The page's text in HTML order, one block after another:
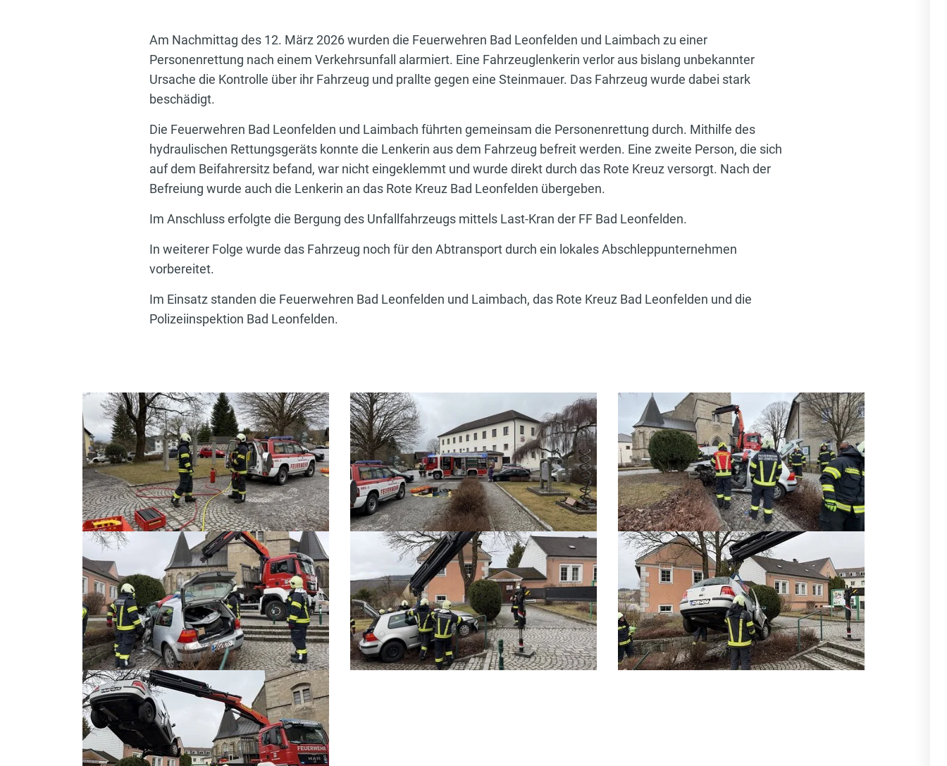
Am Nachmittag des 12. März 2026 wurden die Feuerwehren Bad Leonfelden und Laimbach zu einer
Personenrettung nach einem Verkehrsunfall alarmiert. Eine Fahrzeuglenkerin verlor aus bislang unbekannter
Ursache die Kontrolle über ihr Fahrzeug und prallte gegen eine Steinmauer. Das Fahrzeug wurde dabei stark
beschädigt.
Die Feuerwehren Bad Leonfelden und Laimbach führten gemeinsam die Personenrettung durch. Mithilfe des
hydraulischen Rettungsgeräts konnte die Lenkerin aus dem Fahrzeug befreit werden. Eine zweite Person, die sich
auf dem Beifahrersitz befand, war nicht eingeklemmt und wurde direkt durch das Rote Kreuz versorgt. Nach der
Befreiung wurde auch die Lenkerin an das Rote Kreuz Bad Leonfelden übergeben.
Im Anschluss erfolgte die Bergung des Unfallfahrzeugs mittels Last-Kran der FF Bad Leonfelden.
In weiterer Folge wurde das Fahrzeug noch für den Abtransport durch ein lokales Abschleppunternehmen
vorbereitet.
Im Einsatz standen die Feuerwehren Bad Leonfelden und Laimbach, das Rote Kreuz Bad Leonfelden und die
Polizeiinspektion Bad Leonfelden.